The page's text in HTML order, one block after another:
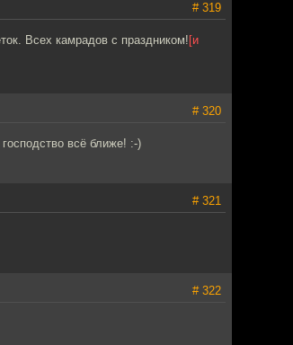
# 319
Всех камрадов с праздником! [и
# 320
всё ближе! :-)
# 321
# 322